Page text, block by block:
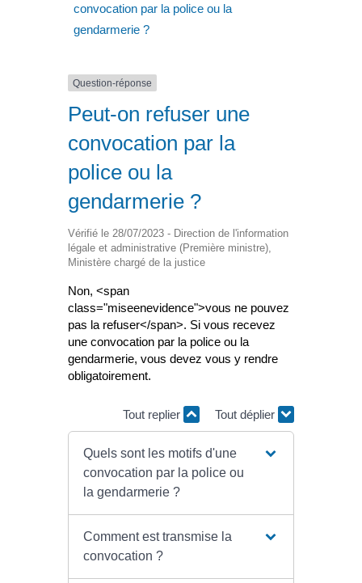
convocation par la police ou la
gendarmerie ?
Question-réponse
Peut-on refuser une
convocation par la
police ou la
gendarmerie ?
Vérifié le 28/07/2023 - Direction de l'information
légale et administrative (Première ministre),
Ministère chargé de la justice
Non, <span
class="miseenevidence">vous ne pouvez
pas la refuser</span>. Si vous recevez
une convocation par la police ou la
gendarmerie, vous devez vous y rendre
obligatoirement.
Tout replier Tout déplier
Quels sont les motifs d'une
convocation par la police ou
la gendarmerie ?
Comment est transmise la
convocation ?